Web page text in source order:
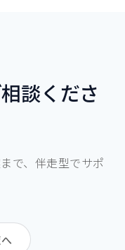
談くださ
で、伴走型でサポ